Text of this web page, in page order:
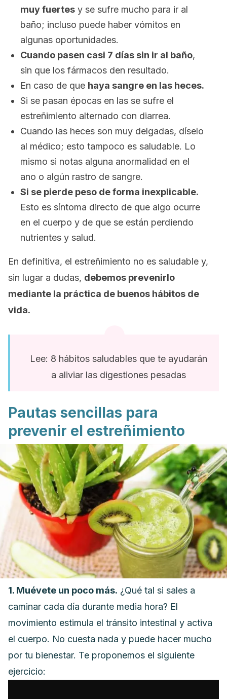
muy fuertes y se sufre mucho para ir al
baño; incluso puede haber vómitos en
algunas oportunidades.
Cuando pasen casi 7 días sin ir al baño,
sin que los fármacos den resultado.
En caso de que haya sangre en las heces.
Si se pasan épocas en las se sufre el
estreñimiento alternado con diarrea.
Cuando las heces son muy delgadas, díselo
al médico; esto tampoco es saludable. Lo
mismo si notas alguna anormalidad en el
ano o algún rastro de sangre.
Si se pierde peso de forma inexplicable.
Esto es síntoma directo de que algo ocurre
en el cuerpo y de que se están perdiendo
nutrientes y salud.
En definitiva, el estreñimiento no es saludable y,
sin lugar a dudas, debemos prevenirlo
mediante la práctica de buenos hábitos de
vida.
Lee: 8 hábitos saludables que te ayudarán
a aliviar las digestiones pesadas
Pautas sencillas para
prevenir el estreñimiento
1. Muévete un poco más. ¿Qué tal si sales a
caminar cada día durante media hora? El
movimiento estimula el tránsito intestinal y activa
el cuerpo. No cuesta nada y puede hacer mucho
por tu bienestar. Te proponemos el siguiente
ejercicio: